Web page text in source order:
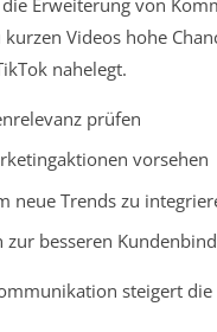
Videos hohe
nahelegt.
prüfen
vorsehen
neue Trends zu
zur besseren
steigert